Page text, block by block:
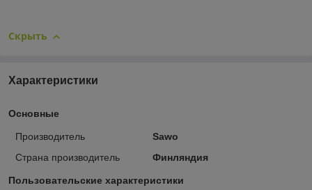
Скрыть
Характеристики
Основные
Производитель
Sawo
Страна производитель
Финляндия
Пользовательские характеристики